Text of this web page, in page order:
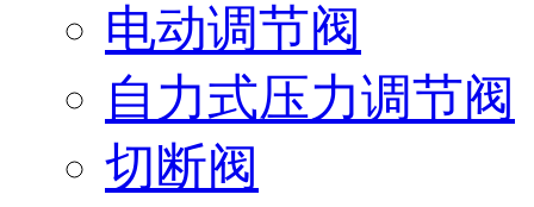
电动调节阀
自力式压力调节阀
切断阀